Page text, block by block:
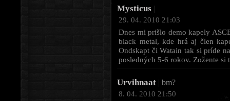
Mysticus |
29. 04. 2010 21:03
Dnes mi prišlo demo kapely
black metal, kde hrá aj člen
Ondskapt či Watain tak si príde
posledných 5-6 rokov. Zožente
Urvihnaat | bm?
8. 04. 2010 21:50